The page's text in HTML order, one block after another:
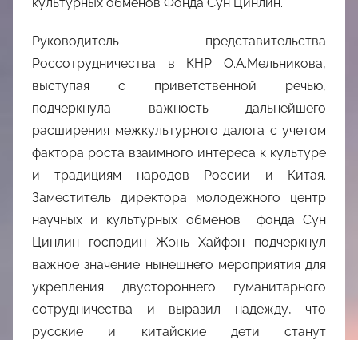
Руководитель представительства
Россотрудничества в КНР О.А.Мельникова,
выступая с приветственной речью,
подчеркнула важность дальнейшего
расширения межкультурного далога с учетом
фактора роста взаимного интереса к культуре
и традициям народов России и Китая.
Заместитель директора молодежного центр
научных и культурных обменов фонда Сун
Цинлин господин Жэнь Хайфэн подчеркнул
важное значение нынешнего мероприятия для
укрепления двустороннего гуманитарного
сотрудничества и выразил надежду, что
русские и китайские дети станут